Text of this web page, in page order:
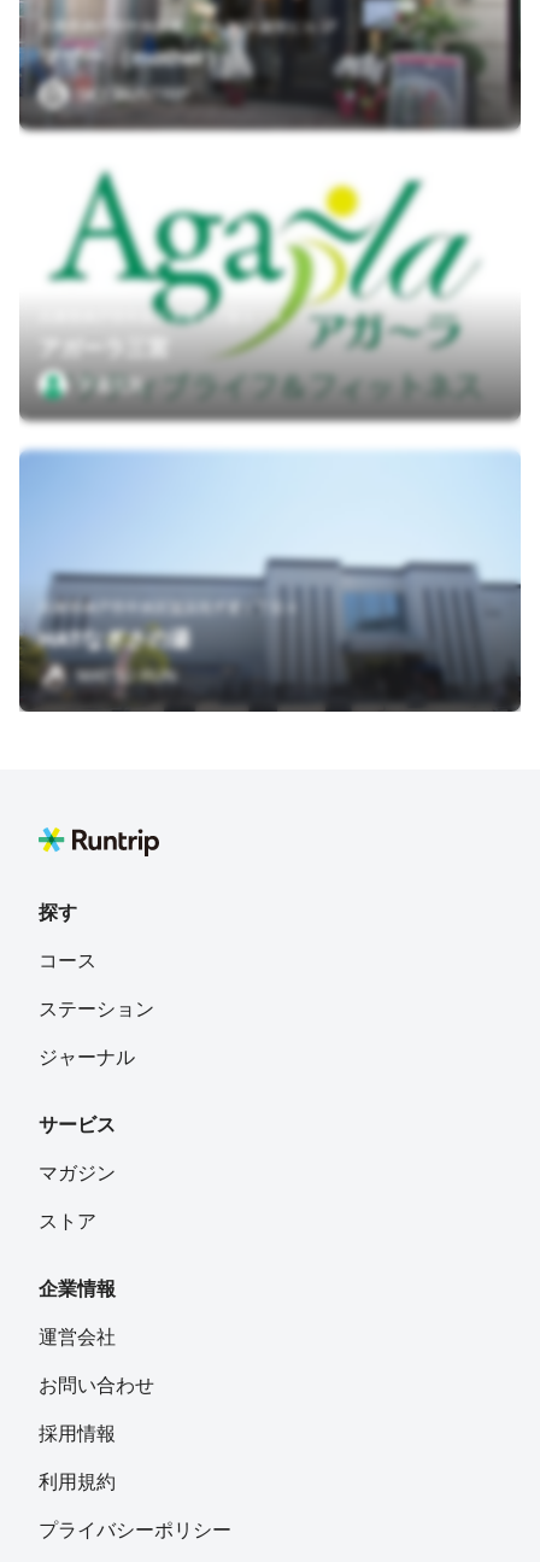
兵庫県神戸市中央区磯上通8-1-16 越智ビル 1F
マザー （mother）
SKY RUNTRIP
兵庫県神戸市中央区旭通４丁目１－４
アガーラ三宮
芋瀬元気
HATなぎさの湯
MATSU RUN
探す
コース
ステーション
ジャーナル
サービス
マガジン
ストア
企業情報
運営会社
お問い合わせ
採用情報
利用規約
プライバシーポリシー